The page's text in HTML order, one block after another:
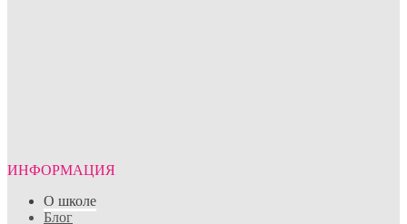
ИНФОРМАЦИЯ
О школе
Блог